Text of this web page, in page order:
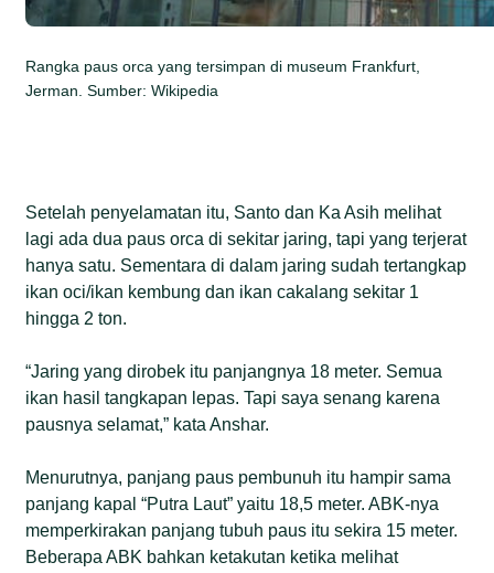
Rangka paus orca yang tersimpan di museum Frankfurt,
Jerman. Sumber: Wikipedia
Setelah penyelamatan itu, Santo dan Ka Asih melihat
lagi ada dua paus orca di sekitar jaring, tapi yang terjerat
hanya satu. Sementara di dalam jaring sudah tertangkap
ikan oci/ikan kembung dan ikan cakalang sekitar 1
hingga 2 ton.
“Jaring yang dirobek itu panjangnya 18 meter. Semua
ikan hasil tangkapan lepas. Tapi saya senang karena
pausnya selamat,” kata Anshar.
Menurutnya, panjang paus pembunuh itu hampir sama
panjang kapal “Putra Laut” yaitu 18,5 meter. ABK-nya
memperkirakan panjang tubuh paus itu sekira 15 meter.
Beberapa ABK bahkan ketakutan ketika melihat